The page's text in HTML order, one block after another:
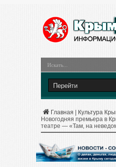
Главная Культура
Новогодняя премьера в
театре — «Там, на